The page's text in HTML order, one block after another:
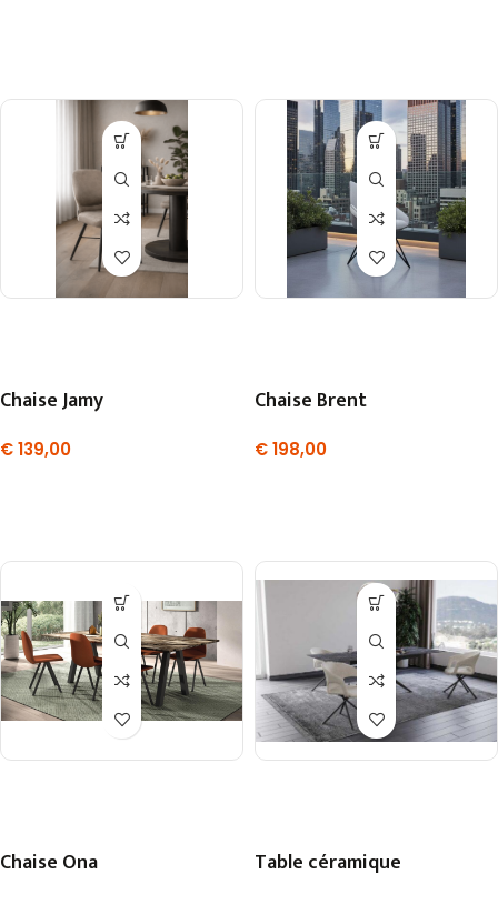
Chaise Jamy
€139,00
Chaise Brent
€198,00
Chaise Ona Table céramique